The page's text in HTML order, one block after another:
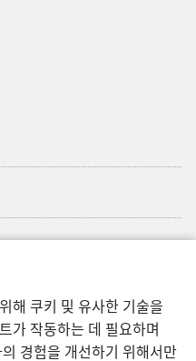
해 쿠키 및 유사한 기술을
가 작동하는 데 필요하며
경험을 개선하기 위해서만